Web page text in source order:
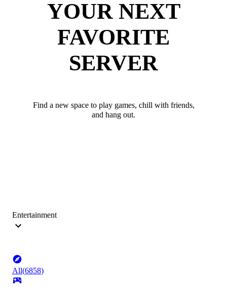
YOUR NEXT
FAVORITE
SERVER
Find a new space to play games, chill with friends,
and hang out.
Entertainment
All(6858)